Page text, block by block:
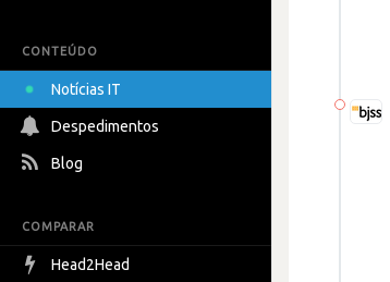
CONTEÚDO
Notícias IT
Despedimentos
Blog
COMPARAR
Head2Head